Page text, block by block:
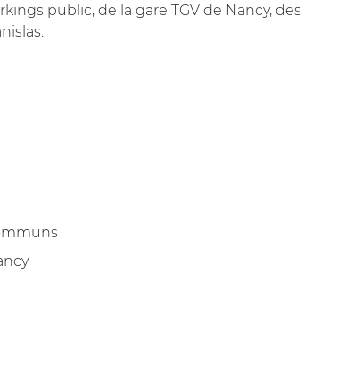
public, de la gare TGV de Nancy, des